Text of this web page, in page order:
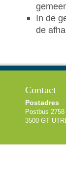
In de
de
U bent hier
Contact
Postadres
Postbus 2758
3500 GT